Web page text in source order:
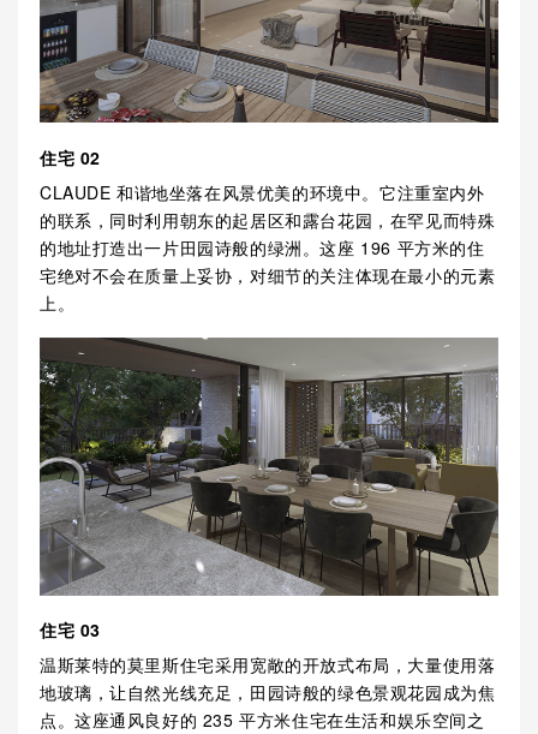
住宅 02
CLAUDE 和谐地坐落在风景优美的环境中。它注重室内外
的联系，同时利用朝东的起居区和露台花园，在罕见而特殊
的地址打造出一片田园诗般的绿洲。这座 196 平方米的住
宅绝对不会在质量上妥协，对细节的关注体现在最小的元素
上。
住宅 03
温斯莱特的莫里斯住宅采用宽敞的开放式布局，大量使用落
地玻璃，让自然光线充足，田园诗般的绿色景观花园成为焦
点。这座通风良好的 235 平方米住宅在生活和娱乐空间之